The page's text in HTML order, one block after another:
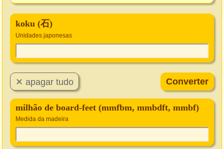
koku (石)
Unidades japonesas
milhão de board-feet (mmfbm, mmbdft, mmbf)
Medida da madeira